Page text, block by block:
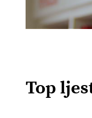
Top